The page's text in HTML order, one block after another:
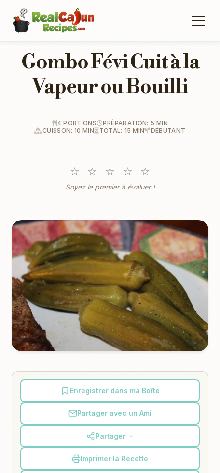
Gombo Févi Cuit à la
Vapeur ou Bouilli
4 PORTIONS
PRÉPARATION: 5 MIN
CUISSON: 10 MIN
TOTAL: 15 MIN DÉBUTANT
☆ ☆ ☆ ☆ ☆
Soyez le premier à évaluer !
Enregistrer dans ma Boîte
Partager avec un Ami
Partager
Imprimer la Recette